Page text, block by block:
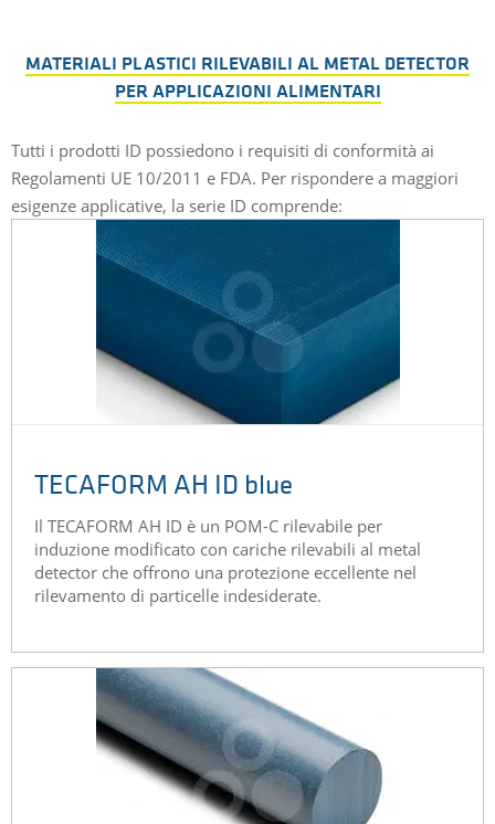
MATERIALI PLASTICI RILEVABILI AL METAL DETECTOR
PER APPLICAZIONI ALIMENTARI
Tutti i prodotti ID possiedono i requisiti di conformità ai
Regolamenti UE 10/2011 e FDA. Per rispondere a maggiori
esigenze applicative, la serie ID comprende:
TECAFORM AH ID blue
Il TECAFORM AH ID è un POM-C rilevabile per
induzione modificato con cariche rilevabili al metal
detector che offrono una protezione eccellente nel
rilevamento di particelle indesiderate.